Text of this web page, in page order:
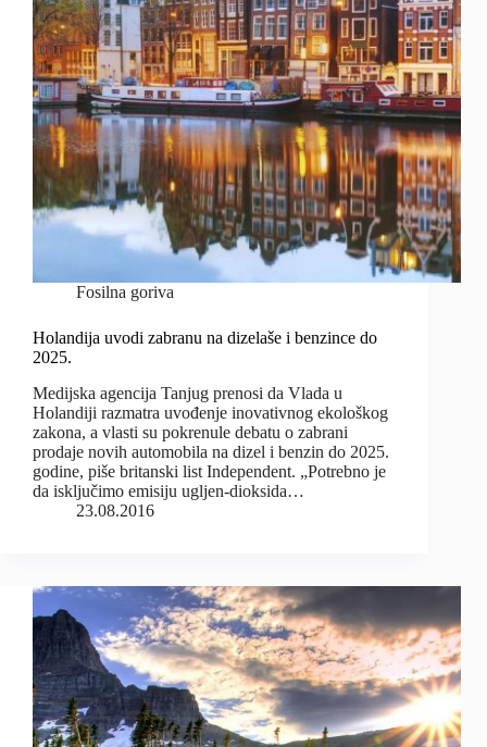
Fosilna goriva
Holandija uvodi zabranu na dizelaše i benzince do
2025.
Medijska agencija Tanjug prenosi da Vlada u
Holandiji razmatra uvođenje inovativnog ekološkog
zakona, a vlasti su pokrenule debatu o zabrani
prodaje novih automobila na dizel i benzin do 2025.
godine, piše britanski list Independent. „Potrebno je
da isključimo emisiju ugljen-dioksida…
23.08.2016